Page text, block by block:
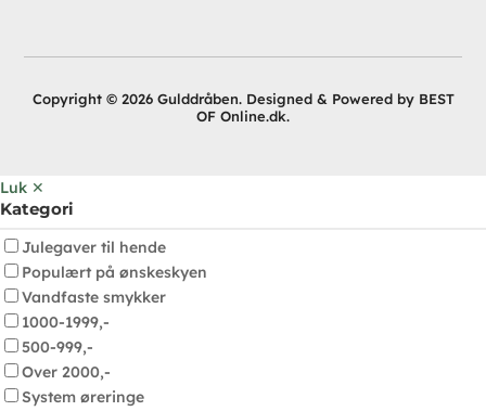
Copyright © 2026 Gulddråben. Designed & Powered by BEST
OF Online.dk.
Luk ✕
Kategori
Julegaver til hende
Populært på ønskeskyen
Vandfaste smykker
1000-1999,-
500-999,-
Over 2000,-
System øreringe